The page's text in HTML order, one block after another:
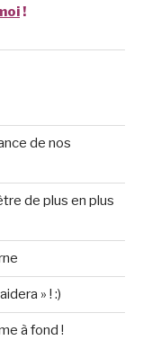
!
de nos
de plus en plus
» ! :)
à fond !